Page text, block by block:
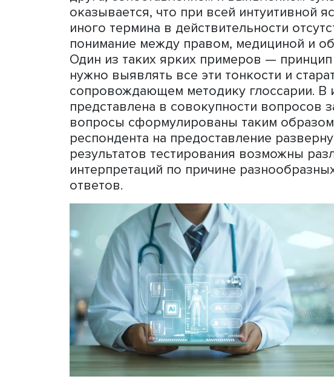
В процессе разработки методики
произвести продукт, позволяющий
процедуру проверки технологии
очень скоро стало понятно, что
невозможна без потери качества.
обладающего необходимыми
опытом, необходимо как минимум
результатов. Этические нормы и
сложно формализовать, рискну
невозможно, поскольку всякий
этического понятия требуется
Это, наверное, самая сложная
Приходится осуществлять ряд
разработкой различных дизайнов
друга, сопоставлением и
оказывается, что при всей
иного термина в действительности
понимание между правом,
Один из таких ярких примеров —
нужно выявлять все эти тонкости
сопровождающем методику